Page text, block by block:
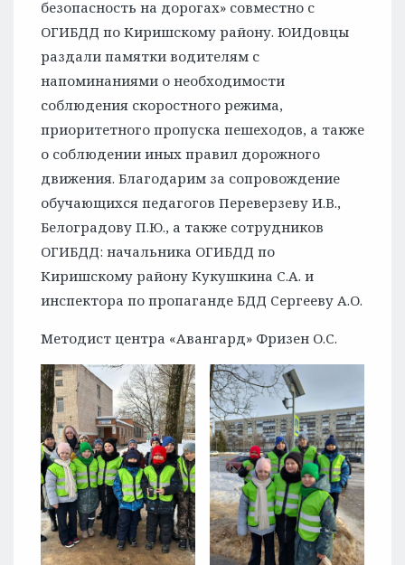
безопасность на дорогах» совместно с
ОГИБДД по Киришскому району. ЮИДовцы
раздали памятки водителям с
напоминаниями о необходимости
соблюдения скоростного режима,
приоритетного пропуска пешеходов, а также
о соблюдении иных правил дорожного
движения. Благодарим за сопровождение
обучающихся педагогов Переверзеву И.В.,
Белоградову П.Ю., а также сотрудников
ОГИБДД: начальника ОГИБДД по
Киришскому району Кукушкина С.А. и
инспектора по пропаганде БДД Сергееву А.О.
Методист центра «Авангард» Фризен О.С.